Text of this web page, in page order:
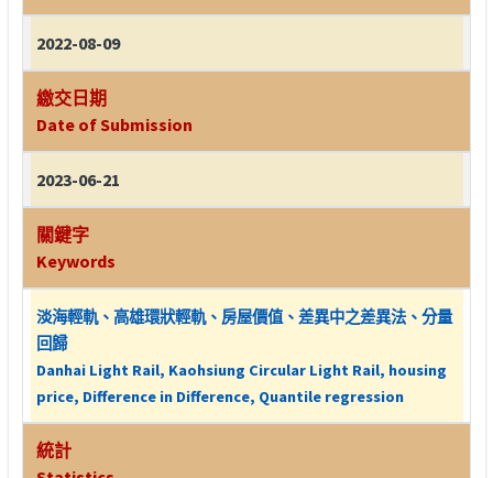
2022-08-09
繳交日期
Date of Submission
2023-06-21
關鍵字
Keywords
淡海輕軌、高雄環狀輕軌、房屋價值、差異中之差異法、分量
回歸
Danhai Light Rail, Kaohsiung Circular Light Rail, housing
price, Difference in Difference, Quantile regression
統計